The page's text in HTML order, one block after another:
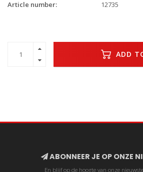
Article number: 12735
ADD
ABONNEER JE OP ONZE
En blijf op de hoogte van onze